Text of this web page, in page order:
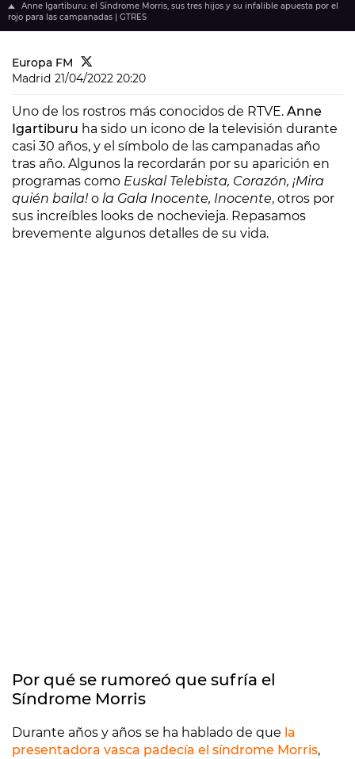
Anne Igartiburu: el Síndrome Morris, sus tres hijos y su infalible apuesta por el
rojo para las campanadas | GTRES
Europa FM
Madrid 21/04/2022 20:20
Uno de los rostros más conocidos de RTVE. Anne
Igartiburu ha sido un icono de la televisión durante
casi 30 años, y el símbolo de las campanadas año
tras año. Algunos la recordarán por su aparición en
programas como Euskal Telebista, Corazón, ¡Mira
quién baila! o la Gala Inocente, Inocente, otros por
sus increíbles looks de nochevieja. Repasamos
brevemente algunos detalles de su vida.
Por qué se rumoreó que sufría el
Síndrome Morris
Durante años y años se ha hablado de que la
presentadora vasca padecía el síndrome Morris,